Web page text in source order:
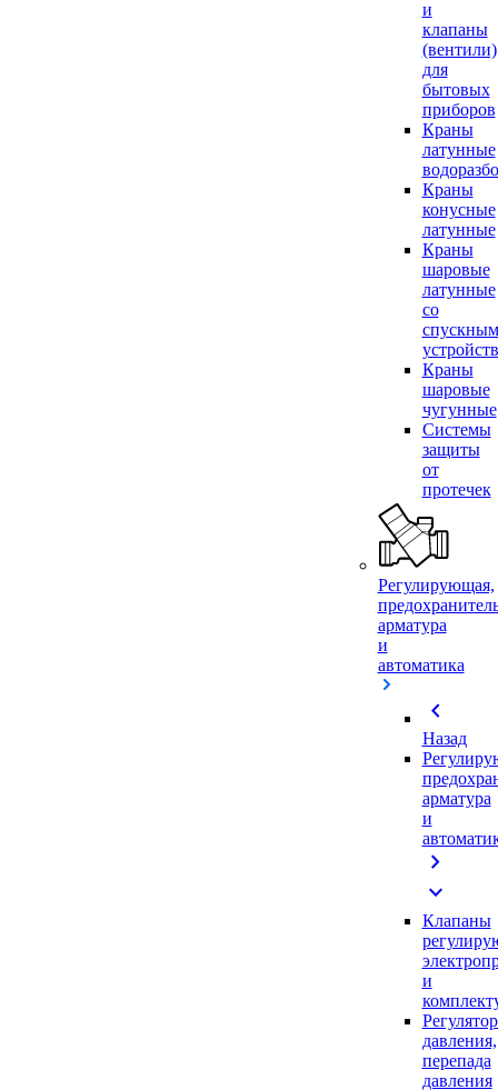
и
клапаны
(вентили)
для
бытовых
приборов
Краны
латунные
Краны
конусные
латунные
Краны
шаровые
латунные
со
спускным
Краны
шаровые
чугунные
Системы
защиты
от
протечек
Регулирующая,
арматура
и
автоматика
chevron_left
Назад
арматура
и
chevron_right
expand_more
Клапаны
и
давления,
перепада
давления